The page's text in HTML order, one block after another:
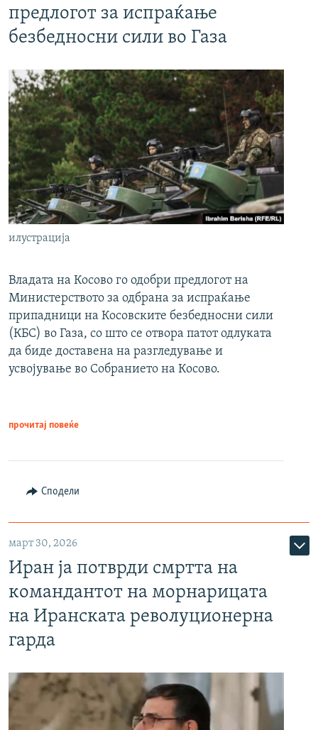
предлогот за испраќање
безбедносни сили во Газа
илустрација
Владата на Косово го одобри предлогот на
Министерството за одбрана за испраќање
припадници на Косовските безбедносни сили
(КБС) во Газа, со што се отвора патот одлуката
да биде доставена на разгледување и
усвојување во Собранието на Косово.
прочитај повеќе
Сподели
март 30, 2026
Иран ја потврди смртта на
командантот на морнарицата
на Иранската револуционерна
гарда